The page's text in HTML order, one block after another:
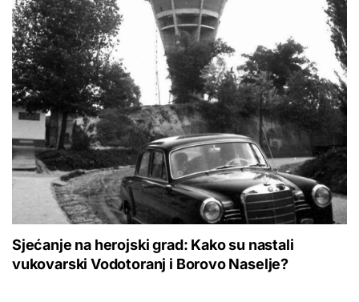
Sjećanje na herojski grad: Kako su nastali
vukovarski Vodotoranj i Borovo Naselje?